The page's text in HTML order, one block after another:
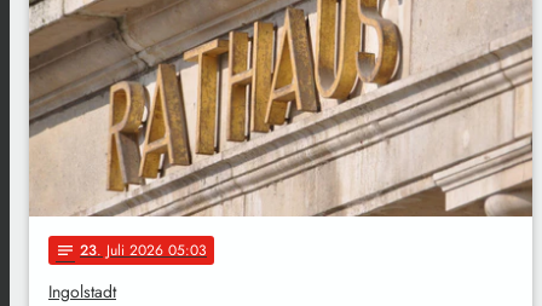
notes 23. Juli 2026 05:03
Ingolstadt